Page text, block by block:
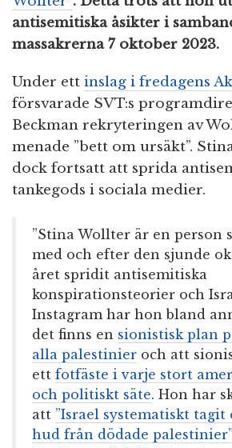
antisemitiska åsikter i
massakrerna 7 oktober 2023.
Under ett inslag i fredagens
försvarade SVT:s
Beckman rekryteringen av
menade ”bett om ursäkt”.
dock fortsatt att sprida
tankegods i sociala medier.
”Stina Wollter är en person
med och efter den sjunde
året spridit antisemitiska
konspirationsteorier och
Instagram har hon bland
det finns en sionistisk plan
alla palestinier och att
ett fotfäste i varje stort
och politiskt säte. Hon har
att ”Israel systematiskt tagit
hud från dödade